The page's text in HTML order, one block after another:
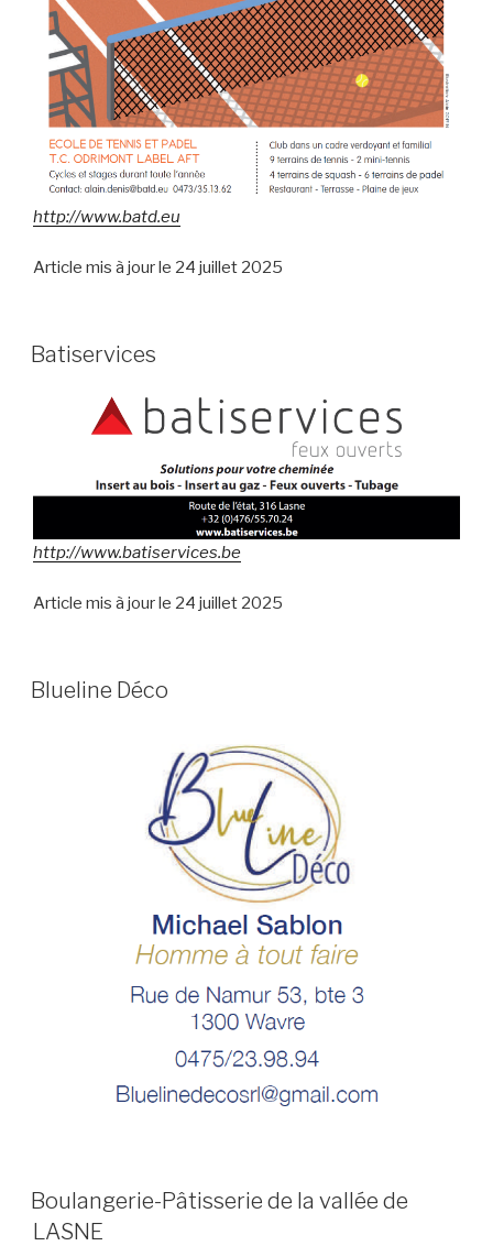
http://www.batd.eu
Article mis à jour le 24 juillet 2025
Batiservices
http://www.batiservices.be
Article mis à jour le 24 juillet 2025
Blueline Déco
Boulangerie-Pâtisserie de la vallée de
LASNE